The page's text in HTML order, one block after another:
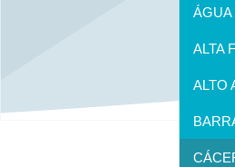
ÁGUA
ALTA
ALTO